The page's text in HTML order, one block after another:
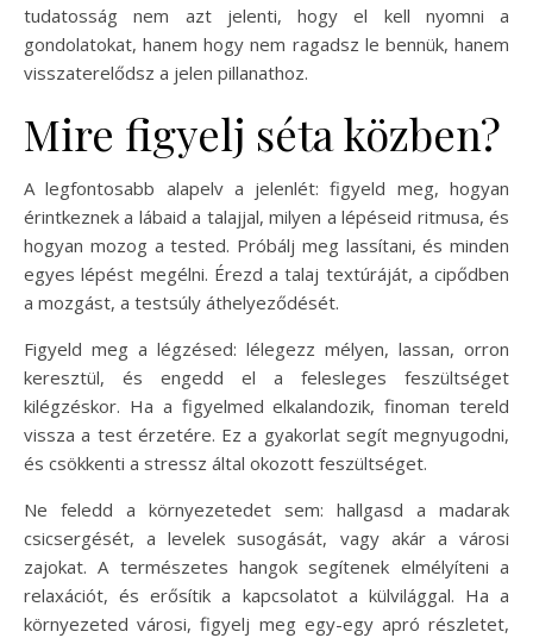
tudatosság nem azt jelenti, hogy el kell nyomni a
gondolatokat, hanem hogy nem ragadsz le bennük, hanem
visszaterelődsz a jelen pillanathoz.
Mire figyelj séta közben?
A legfontosabb alapelv a jelenlét: figyeld meg, hogyan
érintkeznek a lábaid a talajjal, milyen a lépéseid ritmusa, és
hogyan mozog a tested. Próbálj meg lassítani, és minden
egyes lépést megélni. Érezd a talaj textúráját, a cipődben
a mozgást, a testsúly áthelyeződését.
Figyeld meg a légzésed: lélegezz mélyen, lassan, orron
keresztül, és engedd el a felesleges feszültséget
kilégzéskor. Ha a figyelmed elkalandozik, finoman tereld
vissza a test érzetére. Ez a gyakorlat segít megnyugodni,
és csökkenti a stressz által okozott feszültséget.
Ne feledd a környezetedet sem: hallgasd a madarak
csicsergését, a levelek susogását, vagy akár a városi
zajokat. A természetes hangok segítenek elmélyíteni a
relaxációt, és erősítik a kapcsolatot a külvilággal. Ha a
környezeted városi, figyelj meg egy-egy apró részletet,